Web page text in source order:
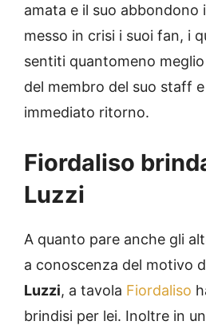
amata e il suo abbondono
messo in crisi i suoi fan, i
sentiti quantomeno
del membro del suo staff
immediato ritorno.
Fiordaliso
Luzzi
A quanto pare anche gli
a conoscenza del motivo
Luzzi, a tavola Fiordaliso
brindisi per lei. Inoltre in